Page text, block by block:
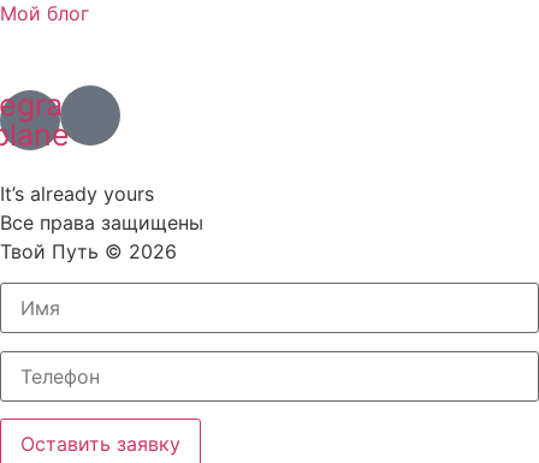
Мой блог
It’s already yours
Все права защищены
Твой Путь © 2026